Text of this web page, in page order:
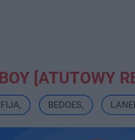
[ATUTOWY
, BEDOES,